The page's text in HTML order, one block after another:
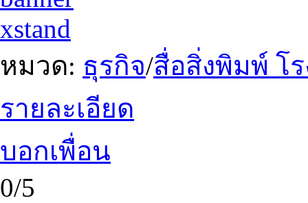
xstand
หมวด: ธุรกิจ/สื่อสิ่งพิมพ์ โ
รายละเอียด
บอกเพื่อน
0/5